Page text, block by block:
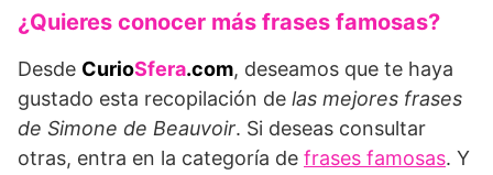
¿Quieres conocer más frases famosas?
Desde CurioSfera.com, deseamos que te haya
gustado esta recopilación de las mejores frases
de Simone de Beauvoir. Si deseas consultar
otras, entra en la categoría de frases famosas. Y